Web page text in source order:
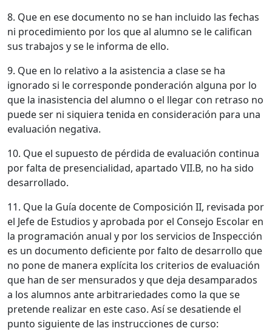
8. Que en ese documento no se han incluido las fechas
ni procedimiento por los que al alumno se le califican
sus trabajos y se le informa de ello.
9. Que en lo relativo a la asistencia a clase se ha
ignorado si le corresponde ponderación alguna por lo
que la inasistencia del alumno o el llegar con retraso no
puede ser ni siquiera tenida en consideración para una
evaluación negativa.
10. Que el supuesto de pérdida de evaluación continua
por falta de presencialidad, apartado VII.B, no ha sido
desarrollado.
11. Que la Guía docente de Composición II, revisada por
el Jefe de Estudios y aprobada por el Consejo Escolar en
la programación anual y por los servicios de Inspección
es un documento deficiente por falto de desarrollo que
no pone de manera explícita los criterios de evaluación
que han de ser mensurados y que deja desamparados
a los alumnos ante arbitrariedades como la que se
pretende realizar en este caso. Así se desatiende el
punto siguiente de las instrucciones de curso: